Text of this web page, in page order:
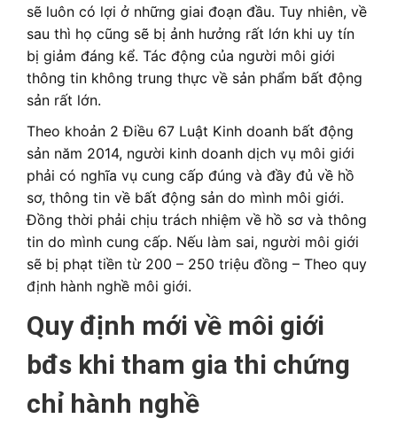
sẽ luôn có lợi ở những giai đoạn đầu. Tuy nhiên, về
sau thì họ cũng sẽ bị ảnh hưởng rất lớn khi uy tín
bị giảm đáng kể. Tác động của người môi giới
thông tin không trung thực về sản phẩm bất động
sản rất lớn.
Theo khoản 2 Điều 67 Luật Kinh doanh bất động
sản năm 2014, người kinh doanh dịch vụ môi giới
phải có nghĩa vụ cung cấp đúng và đầy đủ về hồ
sơ, thông tin về bất động sản do mình môi giới.
Đồng thời phải chịu trách nhiệm về hồ sơ và thông
tin do mình cung cấp. Nếu làm sai, người môi giới
sẽ bị phạt tiền từ 200 – 250 triệu đồng – Theo quy
định hành nghề môi giới.
Quy định mới về môi giới
bđs khi tham gia thi chứng
chỉ hành nghề